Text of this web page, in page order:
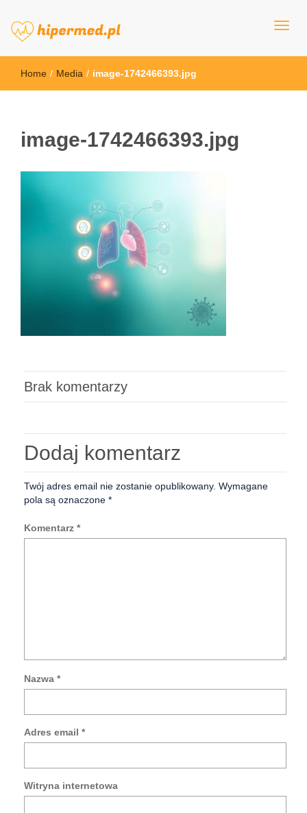
hipermed.pl
Home / Media / image-1742466393.jpg
image-1742466393.jpg
Brak komentarzy
Dodaj komentarz
Twój adres email nie zostanie opublikowany. Wymagane
pola są oznaczone *
Komentarz *
Nazwa *
Adres email *
Witryna internetowa